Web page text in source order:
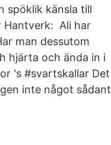
spöklik känsla till
Hantverk: Ali har
man dessutom
hjärta och ända in i
's #svartskallar Det
inte något sådant